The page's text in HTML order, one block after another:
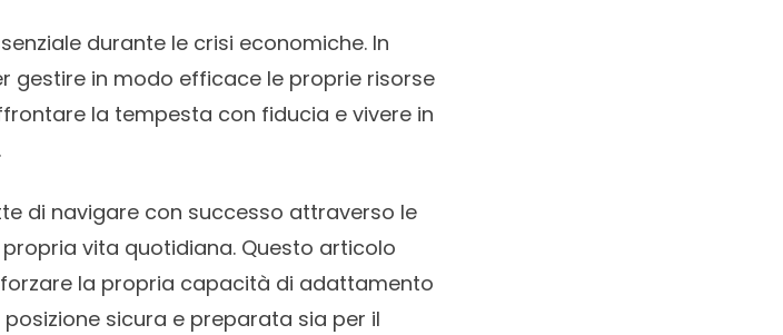
durante le crisi economiche. In
gestire in modo efficace le proprie risorse
la tempesta con fiducia e vivere in
di navigare con successo attraverso le
vita quotidiana. Questo articolo
la propria capacità di adattamento
sicura e preparata sia per il